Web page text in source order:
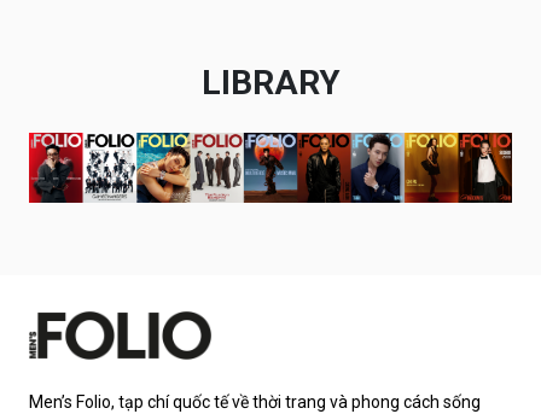
LIBRARY
Men’s Folio, tạp chí quốc tế về thời trang và phong cách sống